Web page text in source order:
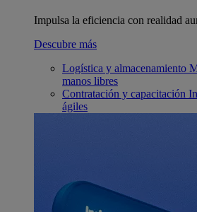
Impulsa la eficiencia con realidad
Descubre más
Logística y almacenamiento
manos libres
Contratación y capacitación
ágiles